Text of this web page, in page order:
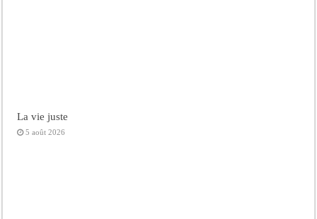
La vie juste
5 août 2026